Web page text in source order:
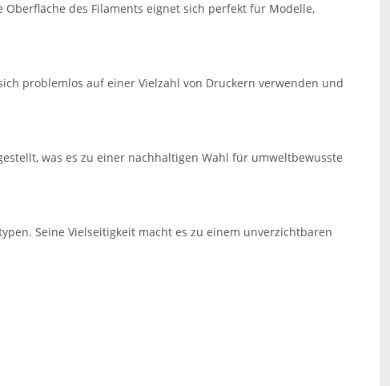
des Filaments eignet sich perfekt für Modelle,
problemlos auf einer Vielzahl von Druckern verwenden und
was es zu einer nachhaltigen Wahl für umweltbewusste
Seine Vielseitigkeit macht es zu einem unverzichtbaren